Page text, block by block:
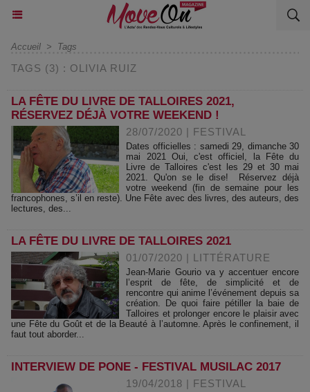
Accueil > Tags
TAGS (3) : OLIVIA RUIZ
LA FÊTE DU LIVRE DE TALLOIRES 2021,
RÉSERVEZ DÉJÀ VOTRE WEEKEND !
28/07/2020 | FESTIVAL
Dates officielles : samedi 29, dimanche 30
mai 2021 Oui, c'est officiel, la Fête du
Livre de Talloires c'est les 29 et 30 mai
2021. Qu'on se le dise! Réservez déjà
votre weekend (fin de semaine pour les
francophones, s’il en reste). Une Fête avec des livres, des auteurs, des
lectures, des...
LA FÊTE DU LIVRE DE TALLOIRES 2021
01/07/2020 | LITTÉRATURE
Jean-Marie Gourio va y accentuer encore
l’esprit de fête, de simplicité et de
rencontre qui anime l’événement depuis sa
création. De quoi faire pétiller la baie de
Talloires et prolonger encore le plaisir avec
une Fête du Goût et de la Beauté à l’automne. Après le confinement, il
faut tout aborder...
INTERVIEW DE PONE - FESTIVAL MUSILAC 2017
19/04/2018 | FESTIVAL